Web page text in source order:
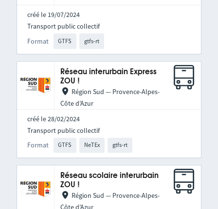
créé le 19/07/2024
Format GTFS gtfs-rt
Transport public collectif
Réseau interurbain Express
ZOU !
Région Sud — Provence-Alpes-
Côte d’Azur
créé le 28/02/2024
Format GTFS NeTEx gtfs-rt
Transport public collectif
Réseau scolaire interurbain
ZOU !
Région Sud — Provence-Alpes-
Côte d’Azur